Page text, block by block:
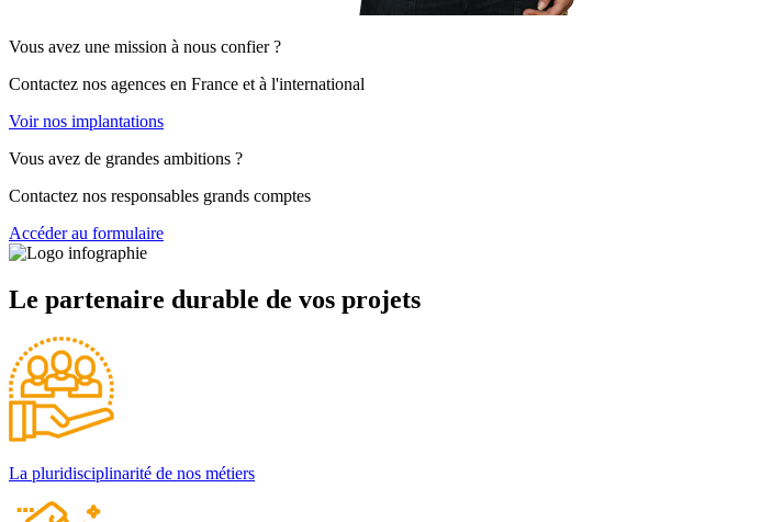
Vous avez une mission à nous confier ?
Contactez nos agences en France et à l'international
Voir nos implantations
Vous avez de grandes ambitions ?
Contactez nos responsables grands comptes
Accéder au formulaire
Le partenaire durable de vos projets
La pluridisciplinarité de nos métiers